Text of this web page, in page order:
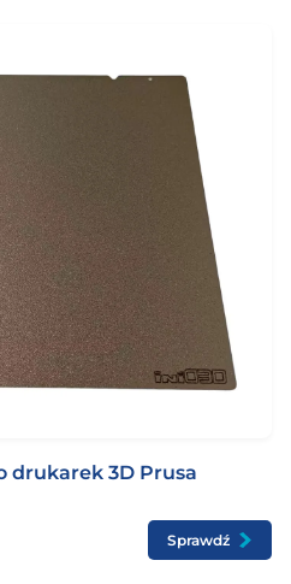
drukarek 3D Prusa
Sprawdź